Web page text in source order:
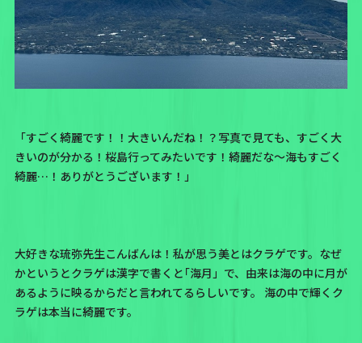
「すごく綺麗です！！大きいんだね！？写真で見ても、すごく大
きいのが分かる！桜島行ってみたいです！綺麗だな〜海もすごく
綺麗…！ありがとうございます！」
大好きな琉弥先生こんばんは！私が思う美とはクラゲです。なぜ
かというとクラゲは漢字で書くと｢海月」で、由来は海の中に月が
あるように映るからだと言われてるらしいです。 海の中で輝くク
ラゲは本当に綺麗です。